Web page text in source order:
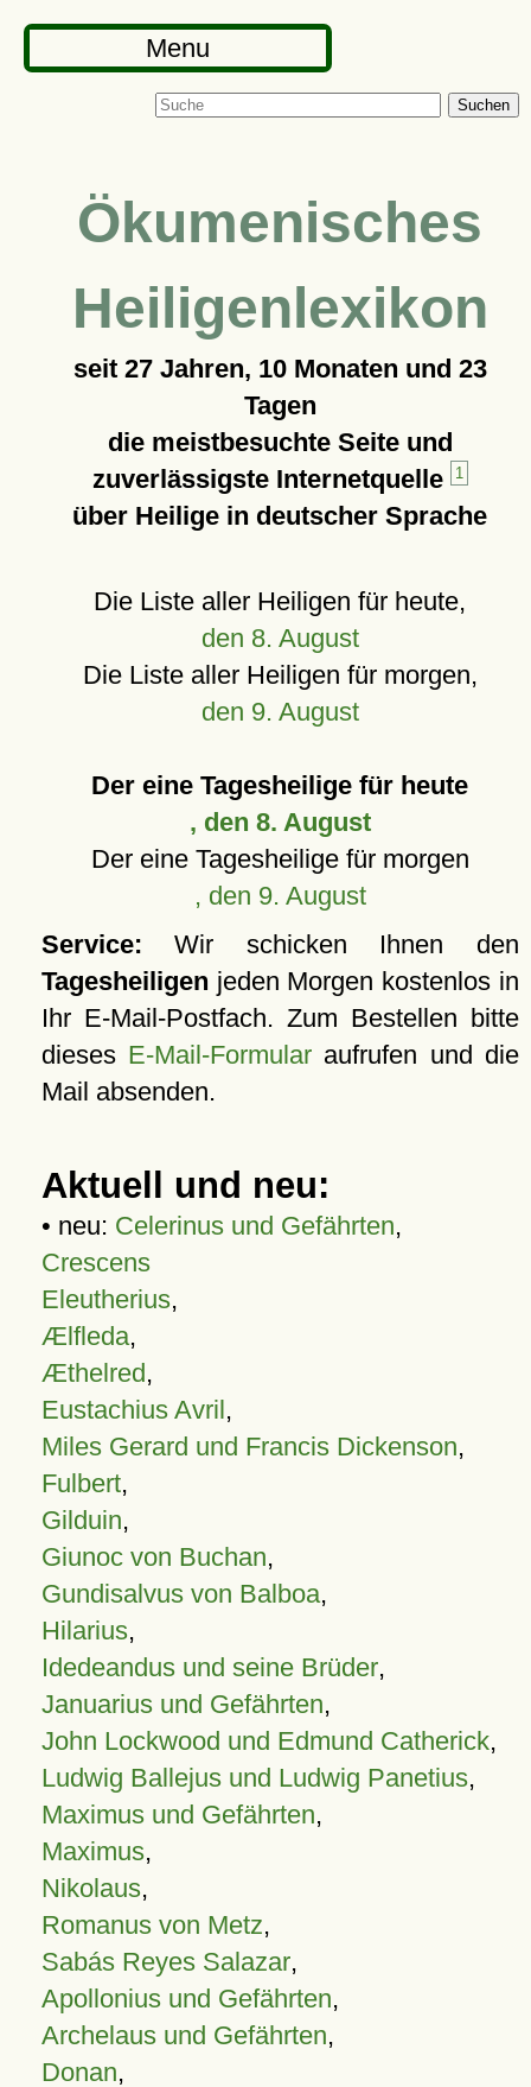
Menu
Suchen
Ökumenisches
Heiligenlexikon
seit 27 Jahren, 10 Monaten und 23
Tagen
die meistbesuchte Seite und
zuverlässigste Internetquelle
1
über Heilige in deutscher Sprache
Die Liste aller Heiligen für heute,
den 8. August
Die Liste aller Heiligen für morgen,
den 9. August
Der eine Tagesheilige für heute
, den 8. August
Der eine Tagesheilige für morgen
, den 9. August
Service: Wir schicken Ihnen den
Tagesheiligen jeden Morgen kostenlos in
Ihr E-Mail-Postfach. Zum Bestellen bitte
dieses E-Mail-Formular aufrufen und die
Mail absenden.
Aktuell und neu:
• neu: Celerinus und Gefährten,
Crescens
Eleutherius,
Ælfleda,
Æthelred,
Eustachius Avril,
Miles Gerard und Francis Dickenson,
Fulbert,
Gilduin,
Giunoc von Buchan,
Gundisalvus von Balboa,
Hilarius,
Idedeandus und seine Brüder,
Januarius und Gefährten,
John Lockwood und Edmund Catherick,
Ludwig Ballejus und Ludwig Panetius,
Maximus und Gefährten,
Maximus,
Nikolaus,
Romanus von Metz,
Sabás Reyes Salazar,
Apollonius und Gefährten,
Archelaus und Gefährten,
Donan,